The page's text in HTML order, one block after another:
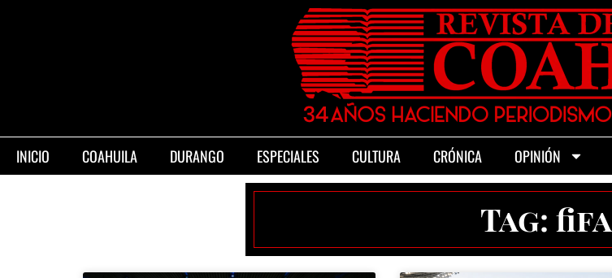
INICIO COAHUILA DURANGO ESPECIALES CULTURA CRÓNICA OPINIÓN
Tag: fifa